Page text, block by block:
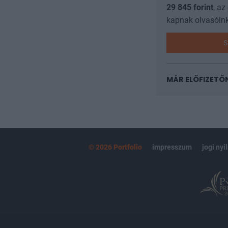
29 845 forint,
kapnak
MÁR
© 2026 Portfolio impresszum jogi